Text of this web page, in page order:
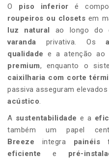
O piso inferior é
roupeiros ou closets em
luz natural ao longo do
varanda privativa. Os
qualidade e a atenção ao
premium, enquanto o
caixilharia com corte
passiva asseguram elevados
acústico.
A sustentabilidade e a
também um papel
Breeze integra painéis
eficiente e pré-